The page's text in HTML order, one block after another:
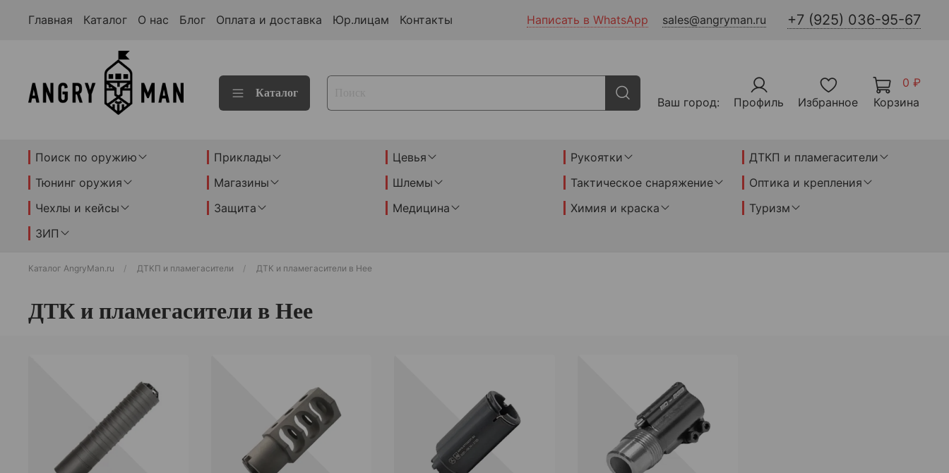
Главная Каталог О нас Блог Оплата и доставка Юр.лицам Контакты Написать в WhatsApp sales@angryman.ru +7 (925) 036-95-67
Каталог
Ваш город: Профиль Избранное
0 ₽
Корзина
Поиск по оружию Приклады Цевья Рукоятки
ДТКП и пламегасители
Тюнинг оружия
Магазины Шлемы Тактическое снаряжение
Оптика и крепления
Чехлы и кейсы
Защита Медицина Химия и краска
Туризм
ЗИП
Каталог AngryMan.ru ДТКП и пламегасители ДТК и пламегасители в Нее
ДТК и пламегасители в Нее